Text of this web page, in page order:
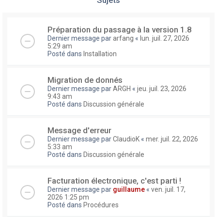
Préparation du passage à la version 1.8
Dernier message pararfang « lun. juil. 27, 2026
5:29 am
Posté dans Installation
Migration de donnés
Dernier message parARGH « jeu. juil. 23, 2026
9:43 am
Posté dans Discussion générale
Message d'erreur
Dernier message parClaudioK « mer. juil. 22, 2026
5:33 am
Posté dans Discussion générale
Facturation électronique, c'est parti !
Dernier message par guillaume « ven. juil. 17,
2026 1:25 pm
Posté dans Procédures